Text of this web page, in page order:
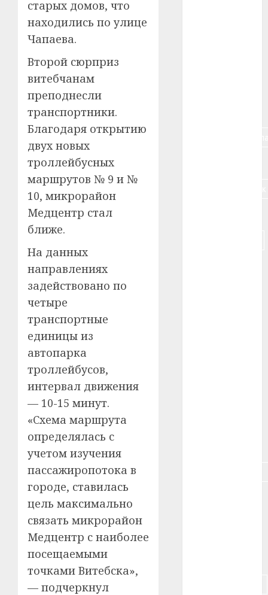
старых домов, что
находились по улице
Чапаева.
Второй сюрприз
витебчанам
преподнесли
транспортники.
Благодаря открытию
двух новых
троллейбусных
маршрутов № 9 и №
10, микрорайон
Медцентр стал
ближе.
На данных
направлениях
задействовано по
четыре
транспортные
единицы из
автопарка
троллейбусов,
интервал движения
— 10-15 минут.
«Схема маршрута
определялась с
учетом изучения
пассажиропотока в
городе, ставилась
цель максимально
связать микрорайон
Медцентр с наиболее
посещаемыми
точками Витебска»,
— подчеркнул